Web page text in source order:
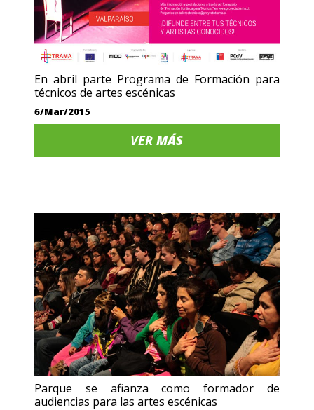
En abril parte Programa de Formación para
técnicos de artes escénicas
6/Mar/2015
VERMÁS
Parque se afianza como formador de
audiencias para las artes escénicas